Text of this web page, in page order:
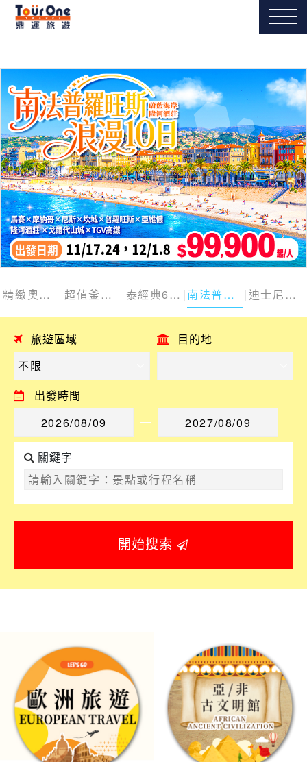
精緻奧捷斯匈四國 超值釜慶邱 泰經典6日 南法普羅旺斯10日 迪士尼探險號
旅遊區域 目的地
出發時間
關鍵字
開始搜索